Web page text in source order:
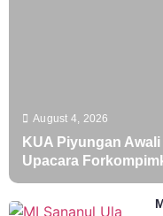
August 4, 2026
KUA Piyungan
Upacara